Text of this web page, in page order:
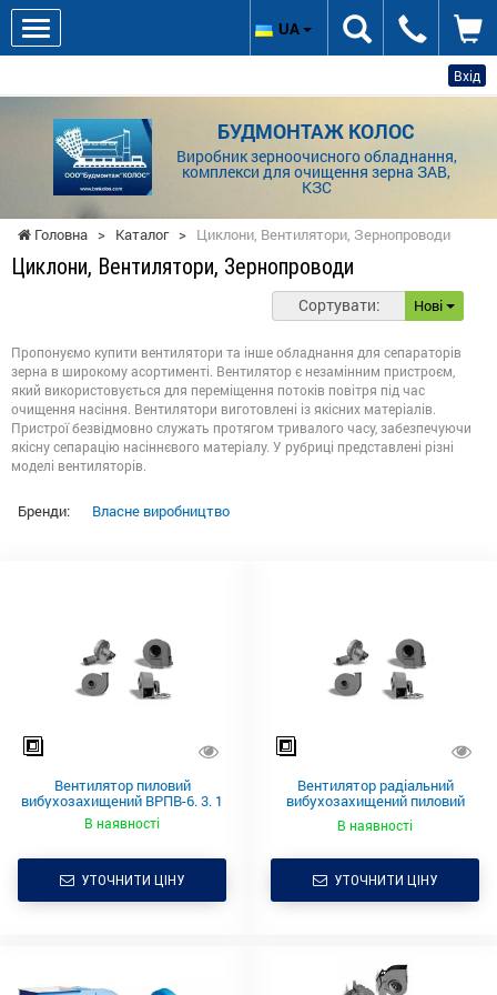
Вхід
БУДМОНТАЖ КОЛОС
Виробник зерноочисного обладнання,
комплекси для очищення зерна ЗАВ,
КЗС
UA
Головна > Каталог > Циклони, Вентилятори, Зернопроводи
Циклони, Вентилятори, Зернопроводи
Сортувати: Нові
Пропонуємо купити вентилятори та інше обладнання для сепараторів
зерна в широкому асортименті. Вентилятор є незамінним пристроєм,
який використовується для переміщення потоків повітря під час
очищення насіння. Вентилятори виготовлені із якісних матеріалів.
Пристрої безвідмовно служать протягом тривалого часу, забезпечуючи
якісну сепарацію насіннєвого матеріалу. У рубриці представлені різні
моделі вентиляторів.
Бренди: Власне виробництво
Вентилятор пиловий
вибухозахищений ВРПВ-6. 3. 1
В наявності
УТОЧНИТИ ЦІНУ
Вентилятор радіальний
вибухозахищений пиловий
ВРПВ-3.15.1
В наявності
УТОЧНИТИ ЦІНУ